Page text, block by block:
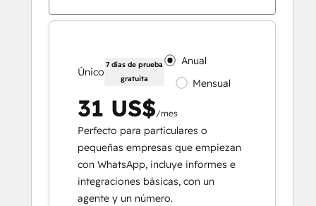
Único
7 días de prueba
gratuita
Anual
Mensual
31 US$/mes
Perfecto para particulares o
pequeñas empresas que empiezan
con WhatsApp, incluye informes e
integraciones básicas, con un
agente y un número.